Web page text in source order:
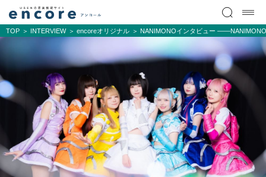
TOP INTERVIEW encoreオリジナル NANIMONOインタビュー